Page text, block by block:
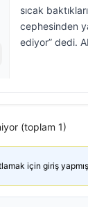
sıcak
cephesinden
ediyor” dedi.
(toplam 1)
için giriş yapmış